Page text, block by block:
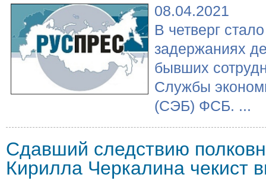
08.04.2021
В четверг
задержаниях
бывших
Службы
(СЭБ) ФСБ. ...
Сдавший следствию
Кирилла Черкалина чекист